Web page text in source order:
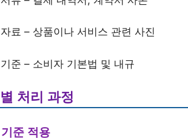
료 – 상품이나 서비스 관련 사진
준 – 소비자 기본법 및 내규
처리 과정
준 적용